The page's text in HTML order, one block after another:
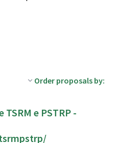
Order proposals by:
e PSTRP -